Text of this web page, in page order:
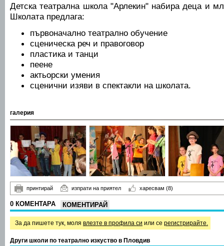
Детска театрална школа "Арлекин" набира деца и
Школата предлага:
първоначално театрално обучение
сценическа реч и правоговор
пластика и танци
пеене
актьорски умения
сценични изяви в спектакли на школата.
галерия
принтирай изпрати на приятел харесвам (8)
0 КОМЕНТАРА КОМЕНТИРАЙ
За да пишете тук, моля влезте в профила си или се регистрирайте.
Други школи по театрално изкуство в Пловдив